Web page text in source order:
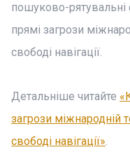
пошуково-
прямі загрози
свободі навігації.
Детальніше читайте
загрози міжнародній
свободі навігації».